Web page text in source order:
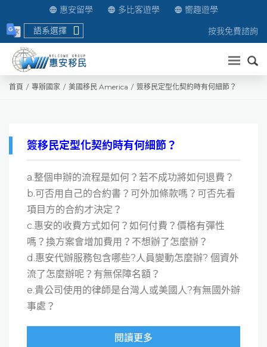
惠安留學 多比客遊學
嚮趣遊學
語系選擇
按我免費諮詢
送出
首頁 專辦國家 美國移民 America 簽移民定型化契約時有何細節？
簽移民定型化契約時有何細節？
a.整個申辦的流程是如何？若不成功將如何退費？
b.可否用自己的合約書？可外加條款嗎？可否先看
項目方的合約才決定？
c.惠安的收費方式如何？如何付費？價格有彈性
嗎？換方案會增加費用？不想辦了怎麼辦？
d.惠安代辦服務包含哪些?人員變動怎麼辦? 個資外
流了怎麼辦呢？有無保障名額？
e.貴公司使用的律師是台灣人或美國人?有無國外辦
事處？
閱讀更多